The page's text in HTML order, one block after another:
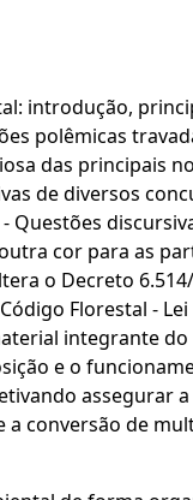
introdução,
polêmicas
das principais
de diversos
cor para as
o Decreto
Florestal -
integrante
e o
assegurar
conversão de